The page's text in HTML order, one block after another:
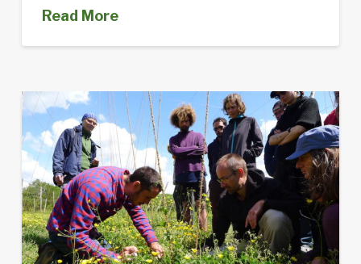
Read More